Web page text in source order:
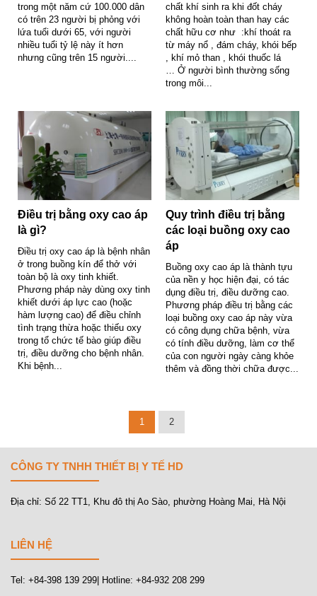
trong một năm cứ 100.000 dân
có trên 23 người bị phỏng với
lứa tuổi dưới 65, với người
nhiều tuổi tỷ lệ này ít hơn
nhưng cũng trên 15 người....
chất khí sinh ra khi đốt cháy
không hoàn toàn than hay các
chất hữu cơ như :khí thoát ra
từ máy nổ , đám cháy, khói bếp
, khí mỏ than , khói thuốc lá
… Ở người bình thường sống
trong môi...
Điều trị bằng oxy cao áp
là gì?
Điều trị oxy cao áp là bệnh nhân
ở trong buồng kín để thở với
toàn bộ là oxy tinh khiết.
Phương pháp này dùng oxy tinh
khiết dưới áp lực cao (hoặc
hàm lượng cao) để điều chỉnh
tình trạng thừa hoặc thiếu oxy
trong tổ chức tế bào giúp điều
trị, điều dưỡng cho bệnh nhân.
Khi bệnh...
Quy trình điều trị bằng
các loại buồng oxy cao
áp
Buồng oxy cao áp là thành tựu
của nền y học hiện đại, có tác
dụng điều trị, điều dưỡng cao.
Phương pháp điều trị bằng các
loại buồng oxy cao áp này vừa
có công dụng chữa bệnh, vừa
có tính điều dưỡng, làm cơ thể
của con người ngày càng khỏe
thêm và đồng thời chữa được...
1 2
CÔNG TY TNHH THIẾT BỊ Y TẾ HD
Địa chỉ: Số 22 TT1, Khu đô thị Ao Sào, phường Hoàng Mai, Hà Nội
LIÊN HỆ
Tel: +84-398 139 299| Hotline: +84-932 208 299